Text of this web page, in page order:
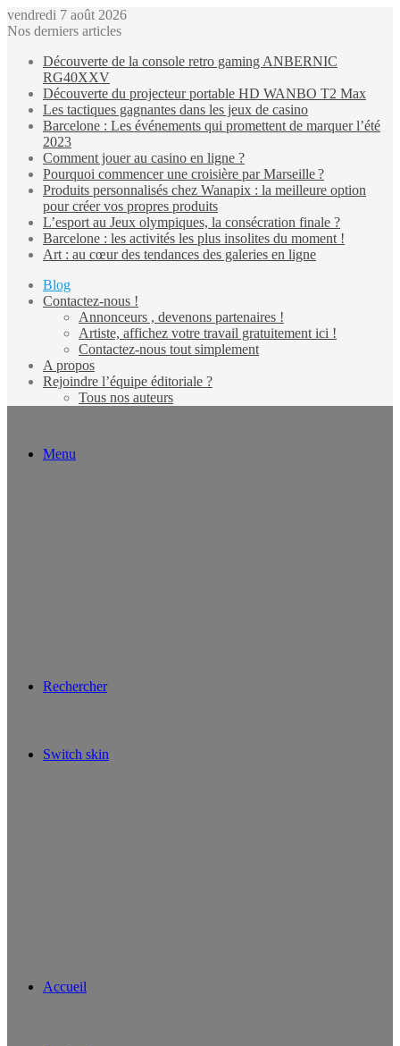
vendredi 7 août 2026
Nos derniers articles
Découverte de la console retro gaming ANBERNIC
RG40XXV
Découverte du projecteur portable HD WANBO T2 Max
Les tactiques gagnantes dans les jeux de casino
Barcelone : Les événements qui promettent de marquer l’été
2023
Comment jouer au casino en ligne ?
Pourquoi commencer une croisière par Marseille ?
Produits personnalisés chez Wanapix : la meilleure option
pour créer vos propres produits
L’esport au Jeux olympiques, la consécration finale ?
Barcelone : les activités les plus insolites du moment !
Art : au cœur des tendances des galeries en ligne
Blog
Contactez-nous !
Annonceurs , devenons partenaires !
Artiste, affichez votre travail gratuitement ici !
Contactez-nous tout simplement
A propos
Rejoindre l’équipe éditoriale ?
Tous nos auteurs
Menu
Rechercher
Switch skin
Accueil